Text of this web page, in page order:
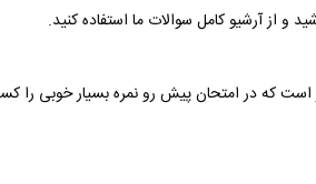
و از آرشیو کامل سوالات ما استفاده کنید.
است که در امتحان پیش رو نمره بسیار خوبی را